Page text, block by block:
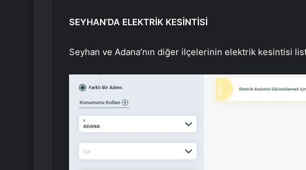
SEYHAN’DA ELEKTRİK KESİNTİSİ
Seyhan ve Adana’nın diğer ilçelerinin elektrik kesintisi